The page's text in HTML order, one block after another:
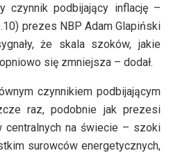
czynnik podbijający inflację –
prezes NBP Adam Glapiński
że skala szoków, jakie
się zmniejsza – dodał.
czynnikiem podbijającym
raz, podobnie jak prezesi
centralnych na świecie – szoki
surowców energetycznych,